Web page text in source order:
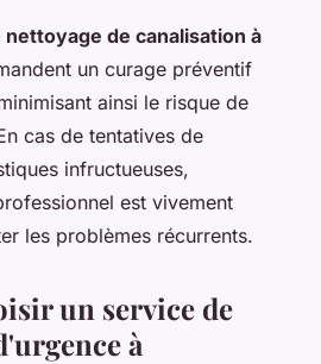
de canalisation à
un curage préventif
ainsi le risque de
cas de tentatives de
infructueuses,
est vivement
les problèmes récurrents.
un service de
à